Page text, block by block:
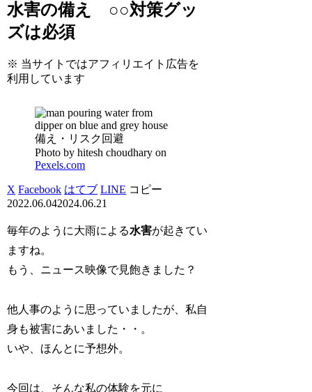
水害の備え ○○対策グッ
ズは必須
※ 当サイトではアフィリエイト広告を
利用しています
備え・リスク回避
Photo by hitesh choudhary on
Pexels.com
X Facebook はてブ LINE コピー
2022.06.042024.06.21
毎年のように大雨による水害が起きてい
ますね。
もう、ニュース映像で見飽きました？
他人事のように思っていましたが、私自
身も被害にあいました・・。
いや、ほんとに予想外。
今回は、そんな私の体験を元に